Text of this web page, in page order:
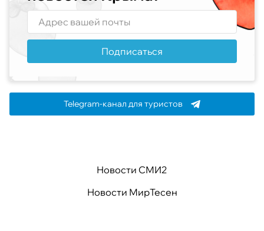
Подписаться
Telegram-канал для туристов
Новости СМИ2
Новости МирТесен